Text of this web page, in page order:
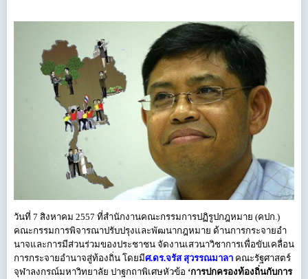
วันที่ 7 สิงหาคม 2557 ที่สำนักงานคณะกรรมการปฏิรูปกฎหมาย (คปก.)
คณะกรรมการพิจารณาปรับปรุงและพัฒนากฎหมาย ด้านการกระจายอำ
นาจและการมีส่วนร่วมของประชาชน จัดงานเสวนาวิชาการเพื่อขับเคลื่อน
การกระจายอำนาจสู่ท้องถิ่น โดยมีศ.ดร.จรัส สุวรรณมาลา คณะรัฐศาสตร์
จุฬาลงกรณ์มหาวิทยาลัย ปาฐกถาพิเศษหัวข้อ ‘การปกครองท้องถิ่นกับการ